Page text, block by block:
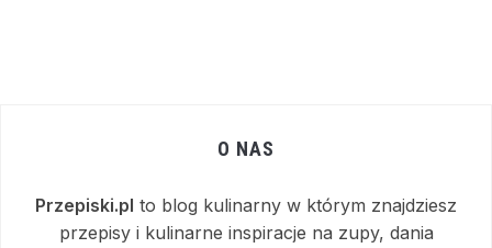
O NAS
Przepiski.pl to blog kulinarny w którym znajdziesz
przepisy i kulinarne inspiracje na zupy, dania